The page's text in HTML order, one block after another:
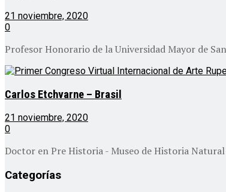
21 noviembre, 2020
0
Profesor Honorario de la Universidad Mayor de
Carlos Etchvarne – Brasil
21 noviembre, 2020
0
Doctor en Pre Historia - Museo de Historia
Categorías